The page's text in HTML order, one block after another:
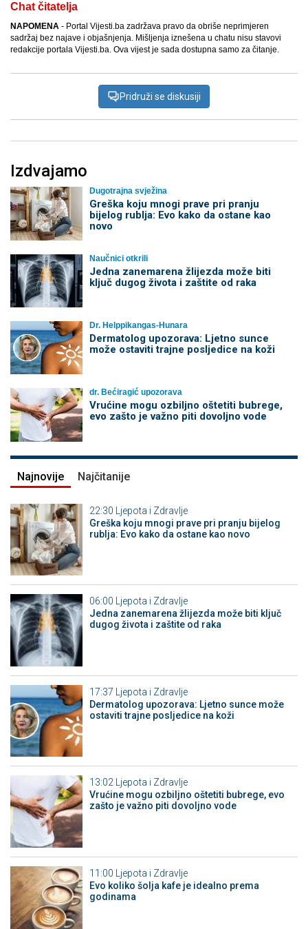
Chat čitatelja
NAPOMENA - Portal Vijesti.ba zadržava pravo da obriše neprimjeren
sadržaj bez najave i objašnjenja. Mišljenja iznešena u chatu nisu stavovi
redakcije portala Vijesti.ba. Ova vijest je sada dostupna samo za čitanje.
Pridruži se diskusiji
Izdvajamo
Dugotrajna svježina
Greška koju mnogi prave pri pranju
bijelog rublja: Evo kako da ostane kao
novo
Naučnici otkrili
Jedna zanemarena žlijezda može biti
ključ dugog života i zaštite od raka
Dr. Helppikangas-Hunara
Dermatolog upozorava: Ljetno sunce
može ostaviti trajne posljedice na koži
dr. Bećiragić upozorava
Vrućine mogu ozbiljno oštetiti bubrege,
evo zašto je važno piti dovoljno vode
Najnovije Najčitanije
22:30 Ljepota i Zdravlje
Greška koju mnogi prave pri pranju bijelog
rublja: Evo kako da ostane kao novo
06:00
Ljepota i Zdravlje
Jedna zanemarena žlijezda može biti ključ
dugog života i zaštite od raka
17:37 Ljepota i Zdravlje
Dermatolog upozorava: Ljetno sunce može
ostaviti trajne posljedice na koži
13:02
Ljepota i Zdravlje
Vrućine mogu ozbiljno oštetiti bubrege, evo
zašto je važno piti dovoljno vode
11:00 Ljepota i Zdravlje
Evo koliko šolja kafe je idealno prema
godinama